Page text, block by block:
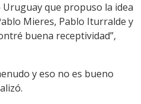
que propuso la idea
Mieres, Pablo Iturralde y
buena receptividad”,
y eso no es bueno